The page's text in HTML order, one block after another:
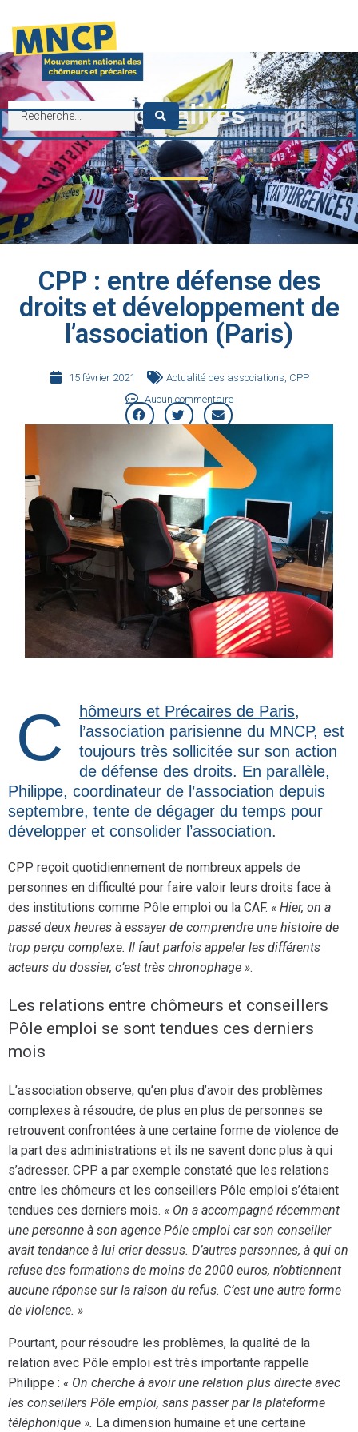
Actualités
CPP : entre défense des
droits et développement de
l’association (Paris)
15 février 2021 Actualité des associations CPP
Aucun commentaire
Chômeurs et Précaires de Paris,
l’association parisienne du MNCP, est
toujours très sollicitée sur son action
de défense des droits. En parallèle,
Philippe, coordinateur de l’association depuis
septembre, tente de dégager du temps pour
développer et consolider l’association.
CPP reçoit quotidiennement de nombreux appels de
personnes en difficulté pour faire valoir leurs droits face à
des institutions comme Pôle emploi ou la CAF. « Hier, on a
passé deux heures à essayer de comprendre une histoire de
trop perçu complexe. Il faut parfois appeler les différents
acteurs du dossier, c’est très chronophage ».
Les relations entre chômeurs et conseillers
Pôle emploi se sont tendues ces derniers
mois
L’association observe, qu’en plus d’avoir des problèmes
complexes à résoudre, de plus en plus de personnes se
retrouvent confrontées à une certaine forme de violence de
la part des administrations et ils ne savent donc plus à qui
s’adresser. CPP a par exemple constaté que les relations
entre les chômeurs et les conseillers Pôle emploi s’étaient
tendues ces derniers mois. « On a accompagné récemment
une personne à son agence Pôle emploi car son conseiller
avait tendance à lui crier dessus. D’autres personnes, à qui on
refuse des formations de moins de 2000 euros, n’obtiennent
aucune réponse sur la raison du refus. C’est une autre forme
de violence. »
Pourtant, pour résoudre les problèmes, la qualité de la
relation avec Pôle emploi est très importante rappelle
Philippe : « On cherche à avoir une relation plus directe avec
les conseillers Pôle emploi, sans passer par la plateforme
téléphonique ». La dimension humaine et une certaine